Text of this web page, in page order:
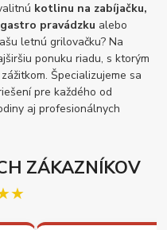
kotlinu na zabíjačku,
gastro pravádzku alebo
letnú grilovačku? Na
ponuku riadu, s ktorým
Špecializujeme sa
pre každého od
aj profesionálnych
ZÁKAZNÍKOV